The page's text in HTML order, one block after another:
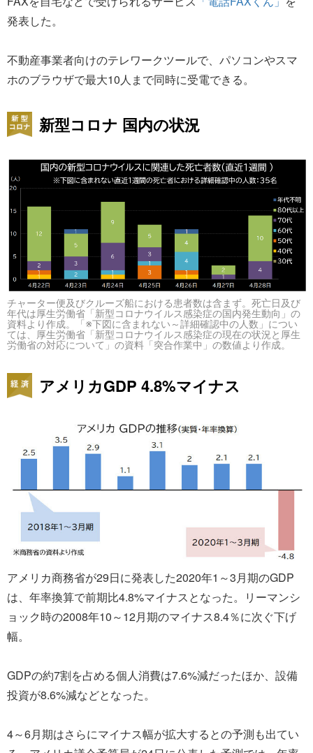
発表した。
不動産事業者向けのテレワークツールで、パソコンやスマ
ホのブラウザで最大10人まで同時に受電できる。
新型コロナ 国内の状況
チャーター便及びクルーズ船における患者数は含まず。死亡日及び
年代は厚生労働省「新型コロナウイルス感染症の国内発生動向」の
資料より作成。「※下図に含まれない～詳細確認中の人数」につい
ては、厚生労働省「新型コロナウイルス感染症の現在の状況と厚生
労働省の対応について」の資料「突合作業中」の数値より作成。
アメリカGDP 4.8%マイナス
アメリカ商務省が29日に発表した2020年1～3月期のGDP
は、年率換算で前期比4.8%マイナスとなった。リーマンシ
ョック時の2008年10～12月期のマイナス8.4％に次ぐ下げ
幅。
GDPの約7割を占める個人消費は7.6%減だったほか、設備
投資が8.6%減などとなった。
4～6月期はさらにマイナス幅が拡大するとの予測も出てい